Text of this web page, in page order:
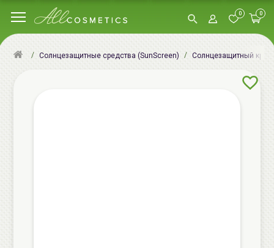
0 0
Солнцезащитные средства (SunScreen) Солнцезащитный крем